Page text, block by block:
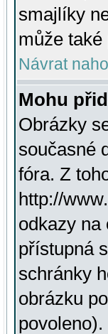
smajlíky
může
Návrat
Mohu
Obrázky
současné
fóra. Z
http://
odkazy na
přístupná
schránky
obrázku
povoleno).